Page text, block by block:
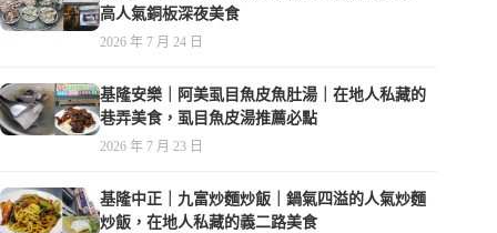
高人氣銅板深夜美食
2026 年 7 月 24 日
基隆安樂｜阿美虱目魚皮魚肚湯｜在地人私藏的
巷弄美食，虱目魚皮湯推薦必點
2026 年 7 月 23 日
基隆中正｜九富炒麵炒飯｜鍋氣四溢的人氣炒麵
炒飯，在地人私藏的義二路美食